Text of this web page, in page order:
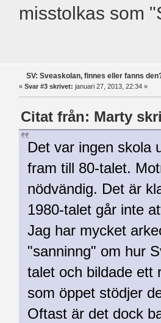
misstolkas som
SV: Sveaskolan, finnes eller fanns
« Svar #3 skrivet: januari 27, 2013, 22:34 »
Citat från: Marty
Det var ingen skola
fram till 80-talet.
nödvändig. Det är
1980-talet går inte
Jag har mycket
"sanninng" om hur
talet och bildade ett
som öppet stödjer
Oftast är det dock